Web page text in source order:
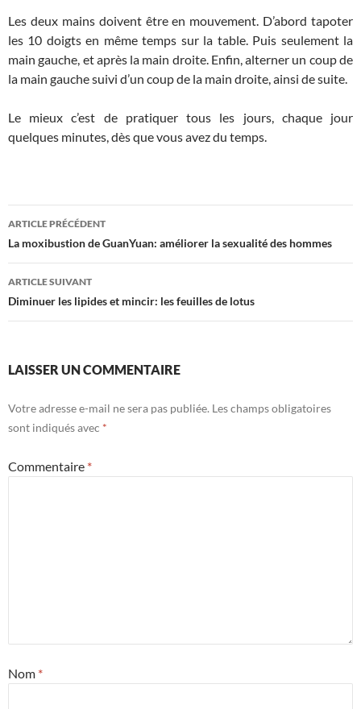
Les deux mains doivent être en mouvement. D’abord tapoter
les 10 doigts en même temps sur la table. Puis seulement la
main gauche, et après la main droite. Enfin, alterner un coup de
la main gauche suivi d’un coup de la main droite, ainsi de suite.
Le mieux c’est de pratiquer tous les jours, chaque jour
quelques minutes, dès que vous avez du temps.
Navigation
des
articles
ARTICLE PRÉCÉDENT
La moxibustion de GuanYuan: améliorer la sexualité des hommes
ARTICLE SUIVANT
Diminuer les lipides et mincir: les feuilles de lotus
LAISSER UN COMMENTAIRE
Votre adresse e-mail ne sera pas publiée. Les champs obligatoires
sont indiqués avec *
Commentaire *
Nom *